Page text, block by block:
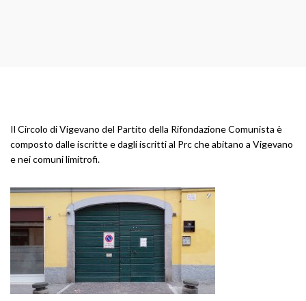
Il Circolo di Vigevano del Partito della Rifondazione Comunista è
composto dalle iscritte e dagli iscritti al Prc che abitano a Vigevano
e nei comuni limitrofi.